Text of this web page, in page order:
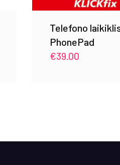
Telefono
PhonePad
€39.00